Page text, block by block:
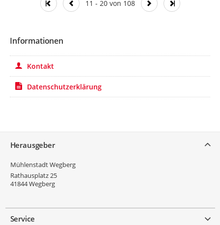
11 - 20 von 108
Informationen
Kontakt
Datenschutzerklärung
Herausgeber
Mühlenstadt Wegberg
Rathausplatz 25
41844Wegberg
Service